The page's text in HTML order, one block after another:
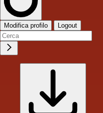
Modifica profilo Logout